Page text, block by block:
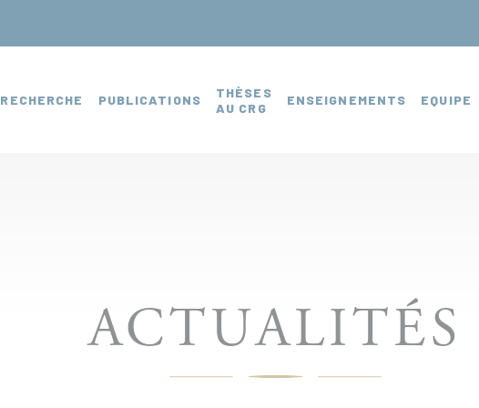
RECHERCHE PUBLICATIONS
THÈSES
AU CRG
ENSEIGNEMENTS EQUIPE
ACTUALITÉS